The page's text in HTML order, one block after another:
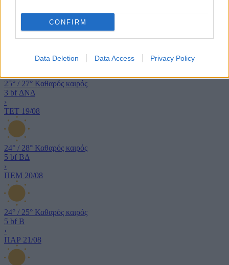
CONFIRM
Data Deletion Data Access Privacy Policy
Καθαρός καιρός
Β
25° / 27° Καθαρός καιρός
3 bf ΔΝΔ
›
ΤΕΤ 19/08
24° / 28° Καθαρός καιρός
5 bf ΒΔ
›
ΠΕΜ 20/08
24° / 25° Καθαρός καιρός
5 bf Β
›
ΠΑΡ 21/08